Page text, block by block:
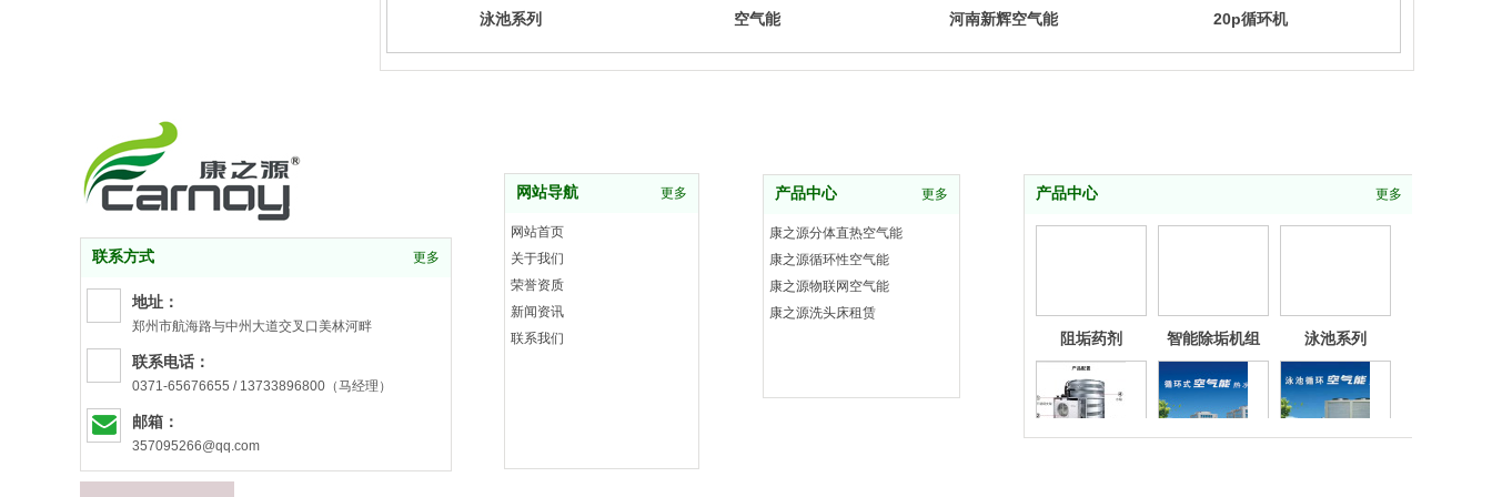
泳池系列 空气能 河南新辉空气能 20p循环机
联系方式 更多
地址：
郑州市航海路与中州大道交叉口美林河畔
联系电话：
0371-65676655 / 13733896800（马经理）
邮箱：
357095266@qq.com
网站导航 更多
网站首页
关于我们
荣誉资质
新闻资讯
联系我们
产品中心 更多
康之源分体直热空气能
康之源循环性空气能
康之源物联网空气能
康之源洗头床租赁
产品中心 更多
阻垢药剂 智能除垢机组 泳池系列